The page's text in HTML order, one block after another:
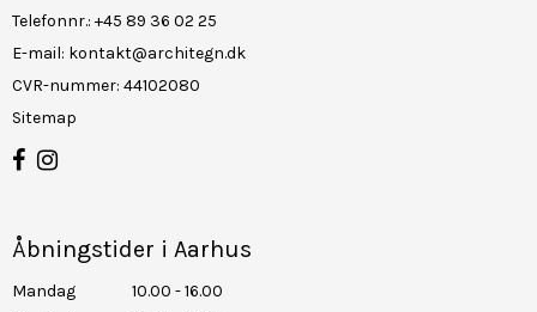
Telefonnr.: +45 89 36 02 25
E-mail: kontakt@architegn.dk
CVR-nummer: 44102080
Sitemap
Åbningstider i Aarhus
Mandag
10.00 - 16.00